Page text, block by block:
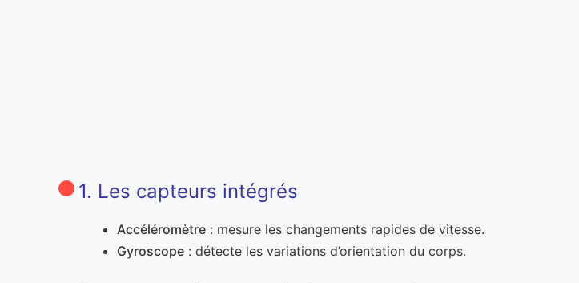
1. Les capteurs intégrés
Accéléromètre : mesure les changements rapides de vitesse.
Gyroscope : détecte les variations d’orientation du corps.